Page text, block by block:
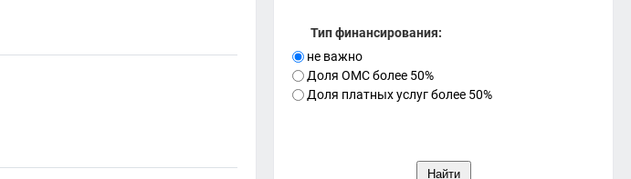
Тип финансирования:
не важно
Доля ОМС более 50%
Доля платных услуг более 50%